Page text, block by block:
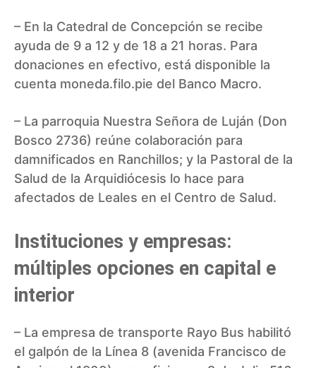
– En la Catedral de Concepción se recibe
ayuda de 9 a 12 y de 18 a 21 horas. Para
donaciones en efectivo, está disponible la
cuenta moneda.filo.pie del Banco Macro.
– La parroquia Nuestra Señora de Luján (Don
Bosco 2736) reúne colaboración para
damnificados en Ranchillos; y la Pastoral de la
Salud de la Arquidiócesis lo hace para
afectados de Leales en el Centro de Salud.
Instituciones y empresas:
múltiples opciones en capital e
interior
– La empresa de transporte Rayo Bus habilitó
el galpón de la Línea 8 (avenida Francisco de